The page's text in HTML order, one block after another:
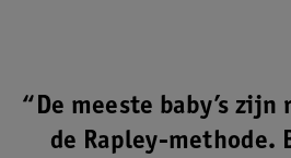
“De meeste baby’s
de Rapley-methode.